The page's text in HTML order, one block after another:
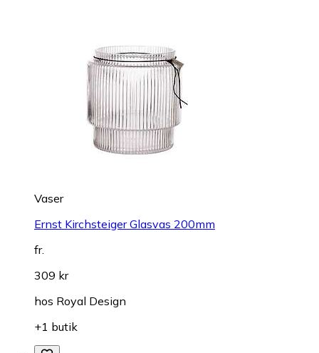
Vaser
Ernst Kirchsteiger Glasvas 200mm
fr.
309 kr
hos Royal Design
+1 butik